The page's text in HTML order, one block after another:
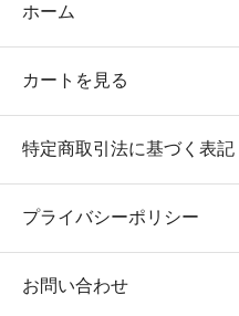
ホーム
カートを見る
特定商取引法に基づく表記
プライバシーポリシー
お問い合わせ